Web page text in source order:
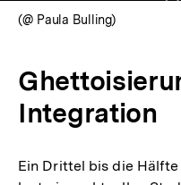
(@ Paula Bulling)
Integration
Ein Drittel bis die